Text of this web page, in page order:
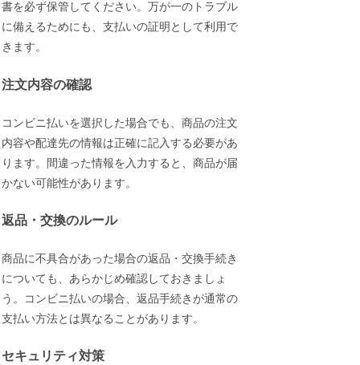
書を必ず保管してください。万が一のトラブル
に備えるためにも、支払いの証明として利用で
きます。
注文内容の確認
コンビニ払いを選択した場合でも、商品の注文
内容や配達先の情報は正確に記入する必要があ
ります。間違った情報を入力すると、商品が届
かない可能性があります。
返品・交換のルール
商品に不具合があった場合の返品・交換手続き
についても、あらかじめ確認しておきましょ
う。コンビニ払いの場合、返品手続きが通常の
支払い方法とは異なることがあります。
セキュリティ対策